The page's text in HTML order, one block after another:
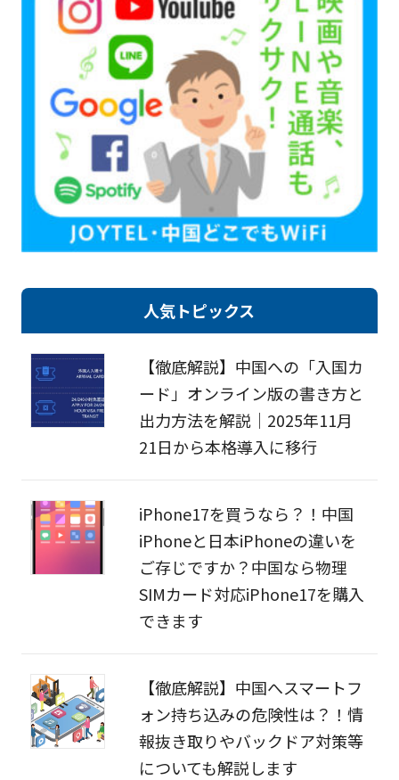
人気トピックス
【徹底解説】中国への「入国カ
ード」オンライン版の書き方と
出力方法を解説｜2025年11月
21日から本格導入に移行
iPhone17を買うなら？！中国
iPhoneと日本iPhoneの違いを
ご存じですか？中国なら物理
SIMカード対応iPhone17を購入
できます
【徹底解説】中国へスマートフ
ォン持ち込みの危険性は？！情
報抜き取りやバックドア対策等
についても解説します